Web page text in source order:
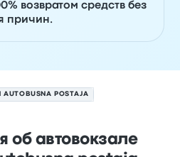
возвратом средств без
причин.
AUTOBUSNA POSTAJA
об автовокзале